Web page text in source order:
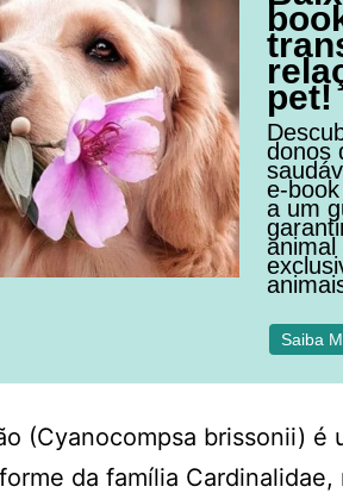
pet!
donos
e-
a um
Saiba
(Cyanocompsa brissonii) é
da família